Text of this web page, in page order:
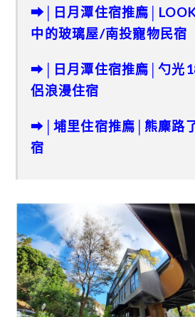
➡│日月潭住宿推廌
中的玻璃屋/南投寵物民宿
➡│ 日月潭住宿推廌 │勺光
侶浪漫住宿
➡ 埔里住宿推廌
熊麋路
宿